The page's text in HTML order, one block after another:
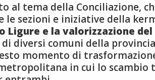
al tema della Conciliazione,
sezioni e iniziative della
Ligure e la valorizzazione
diversi comuni della
momento di
in cui lo scambio